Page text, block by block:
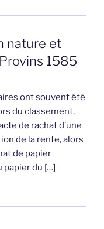
nature et
1585
ont souvent été
du classement,
de rachat d’une
de la rente, alors
de papier
du […]